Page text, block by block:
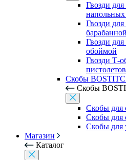
Гвозди для
Гвозди для
Гвозди для
обоймой
Гвозди Т-
пистолетов
Скобы
Скобы
Скобы для
Скобы для
Скобы для
Магазин
Каталог